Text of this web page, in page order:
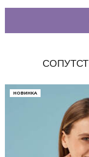
НОВИНКА